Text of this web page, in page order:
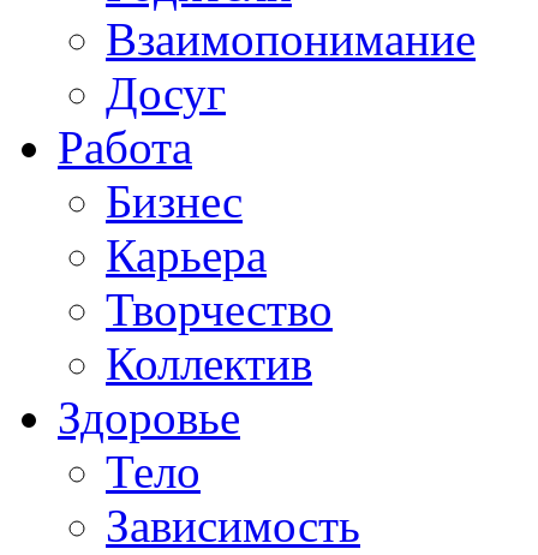
Взаимопонимание
Досуг
Работа
Бизнес
Карьера
Творчество
Коллектив
Здоровье
Тело
Зависимость